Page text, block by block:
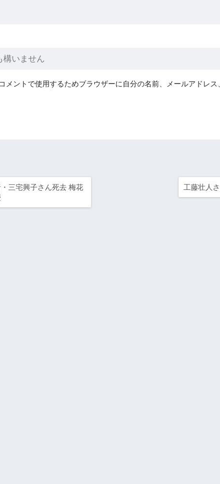
メントで使用するためブラウザーに自分の名前、メールアドレス
三宅興子さん死去 梅花
工藤壮人